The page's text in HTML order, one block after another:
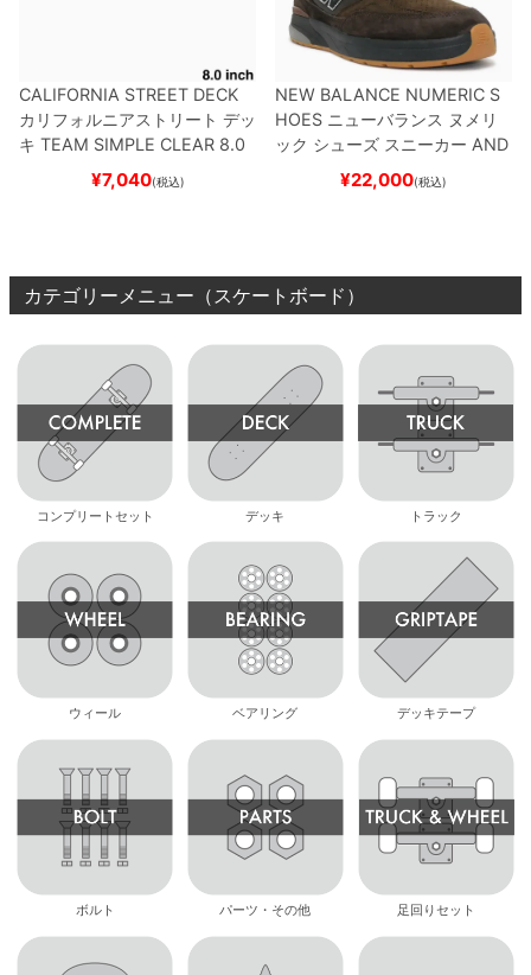
CALIFORNIA STREET DECK
カリフォルニアストリート デッ
キ TEAM SIMPLE CLEAR 8.0
ブランク（DSM）
ード スケボー
¥7,040(税込)
NEW BALANCE NUMERIC S
HOES ニューバランス ヌメリ
ック シューズ スニーカー AND
REW REYNOLDS 933
BROWN/BLACKスケート
¥22,000(税込)
カテゴリーメニュー（スケートボード）
コンプリートセット デッキ トラック
ウィール ベアリング デッキテープ
ボルト パーツ・その他 足回りセット